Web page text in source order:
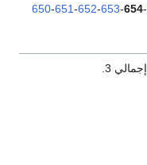
650-651-652-653-654-